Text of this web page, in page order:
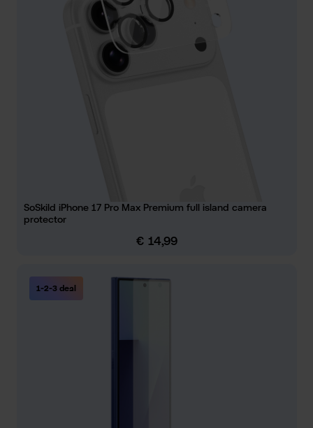
SoSkild iPhone 17 Pro Max Premium full island camera
protector
Normale prijs:
€ 14,99
1-2-3 deal